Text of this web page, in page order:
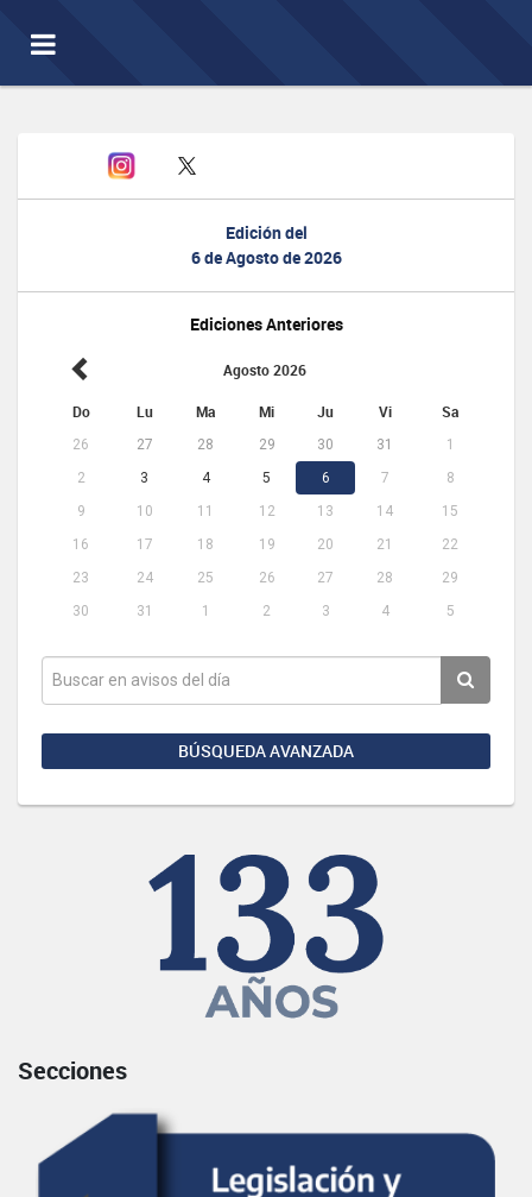
Toggle
navigation
Edición del
6 de Agosto de 2026
Ediciones Anteriores
Agosto 2026
Do Lu Ma Mi Ju Vi Sa
26 27 28 29 30 31
1
2
3 4 5 6 7
8
9
10 11 12 13 14
15
16
17 18 19 20 21
22
23
24 25 26 27 28
29
30
31 1 2 3 4 5
BÚSQUEDA AVANZADA
Secciones